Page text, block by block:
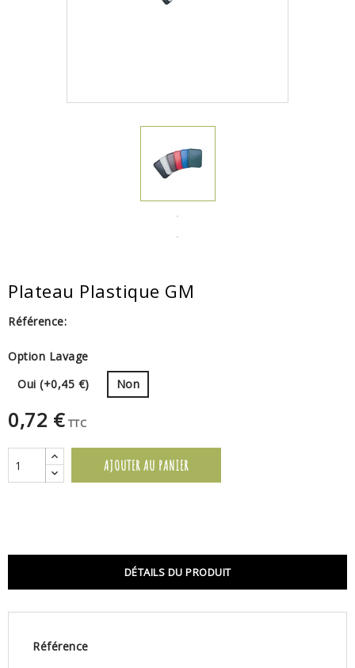
Plateau Plastique GM
Référence:
Option Lavage
Oui (+0,45 €)
Non
0,72 € TTC
AJOUTER AU PANIER
DÉTAILS DU PRODUIT
Référence